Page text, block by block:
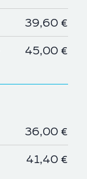
39,60 €
45,00 €
36,00 €
41,40 €